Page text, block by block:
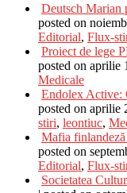
Deutsch Marian
posted on
Editorial, Flux-
Proiect de lege
posted on aprilie
Medicale
Endolex Active:
posted on aprilie
stiri, leontiuc,
Mafia
posted on
Editorial, Flux-
Societatea